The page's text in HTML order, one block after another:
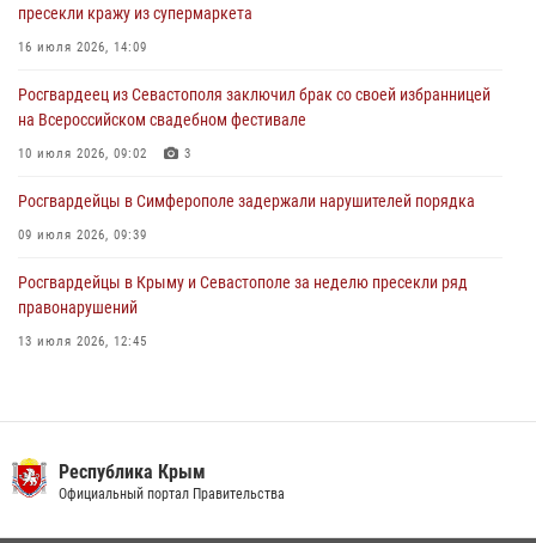
Росгвардейцы оперативно задержали нарушителя на охраняемом
объекте в Севастополе
пресекли кражу из супермаркета
16 июля 2026, 14:09
Росгвардеец из Севастополя заключил брак со своей избранницей
на Всероссийском свадебном фестивале
10 июля 2026, 09:02 3
Росгвардейцы в Симферополе задержали нарушителей порядка
09 июля 2026, 09:39
Росгвардейцы в Крыму и Севастополе за неделю пресекли ряд
правонарушений
13 июля 2026, 12:45
21 июля 2026, 13:18
Росгвардия в Крыму и Севастополе задержала ряд
правонарушителей
Республика Крым
Официальный портал Правительства